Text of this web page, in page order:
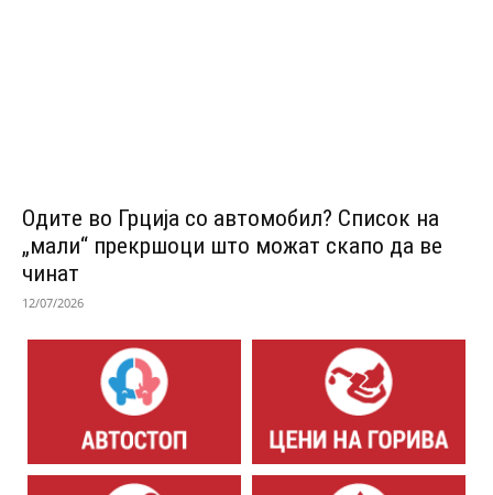
Одитe во Грција со автомобил? Список на
„мали“ прекршоци што можат скапо да ве
чинат
12/07/2026